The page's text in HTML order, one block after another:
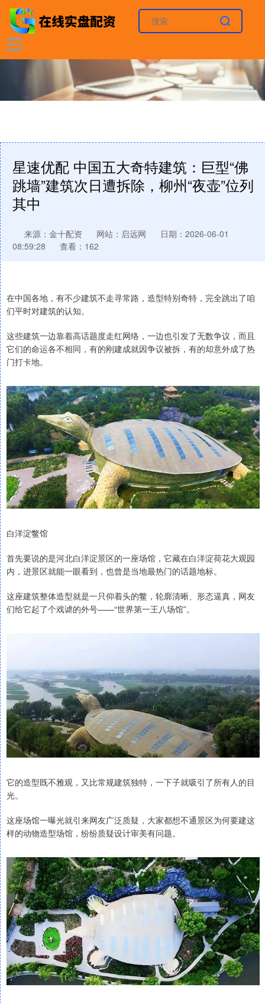
星速优配 中国五大奇特建筑：巨型“佛
跳墙”建筑次日遭拆除，柳州“夜壶”位列
其中
来源：金十配资 网站：启远网
日期：2026-06-01
08:59:28
查看：162
在中国各地，有不少建筑不走寻常路，造型特别奇特，完全跳出了咱
们平时对建筑的认知。
这些建筑一边靠着高话题度走红网络，一边也引发了无数争议，而且
它们的命运各不相同，有的刚建成就因争议被拆，有的却意外成了热
门打卡地。
白洋淀鳖馆
首先要说的是河北白洋淀景区的一座场馆，它藏在白洋淀荷花大观园
内，进景区就能一眼看到，也曾是当地最热门的话题地标。
这座建筑整体造型就是一只仰着头的鳖，轮廓清晰、形态逼真，网友
们给它起了个戏谑的外号——“世界第一王八场馆”。
它的造型既不雅观，又比常规建筑独特，一下子就吸引了所有人的目
光。
这座场馆一曝光就引来网友广泛质疑，大家都想不通景区为何要建这
样的动物造型场馆，纷纷质疑设计审美有问题。